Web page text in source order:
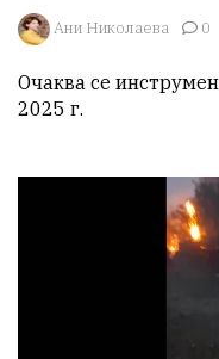
Ани Николаева 0
Очаква се
2025 г.